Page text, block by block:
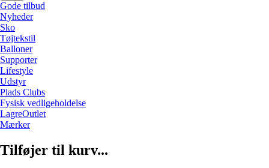
Gode tilbud
Nyheder
Sko
Tøjtekstil
Balloner
Supporter
Lifestyle
Udstyr
Plads Clubs
Fysisk vedligeholdelse
LagreOutlet
Mærker
Tilføjer til kurv...